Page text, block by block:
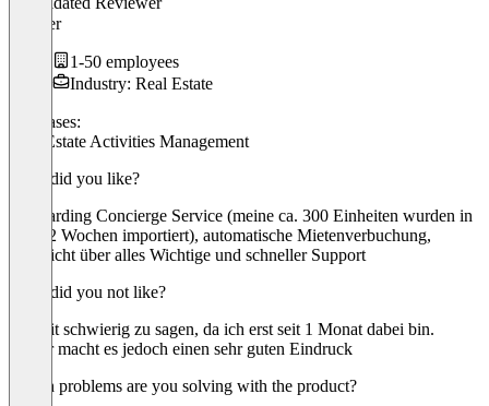
Inhaber
1-50 employees
Industry: Real Estate
Use cases:
Real Estate Activities Management
What did you like?
Onboarding Concierge Service (meine ca. 300 Einheiten wurden in
unter 2 Wochen importiert), automatische Mietenverbuchung,
Übersicht über alles Wichtige und schneller Support
What did you not like?
Derzeit schwierig zu sagen, da ich erst seit 1 Monat dabei bin.
Bisher macht es jedoch einen sehr guten Eindruck
Which problems are you solving with the product?